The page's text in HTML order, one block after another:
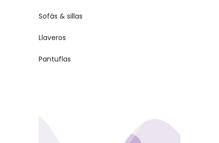
Sofás & sillas
Llaveros
Pantuflas